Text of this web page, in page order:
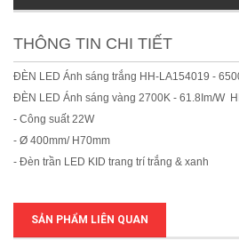
THÔNG TIN CHI TIẾT
ĐÈN LED Ánh sáng trắng HH-LA154019 -
ĐÈN LED Ánh sáng vàng 2700K - 61.8Im/W
- Công suất 22W
- Ø 400mm/ H70mm
- Đèn trần LED KID trang trí trắng & xanh
SẢN PHẨM LIÊN QUAN